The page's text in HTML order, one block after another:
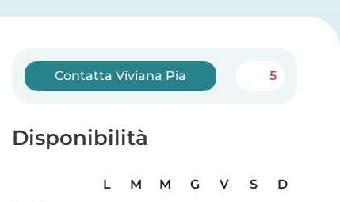
Contatta Viviana Pia 5
Disponibilità
L M M G V S
D